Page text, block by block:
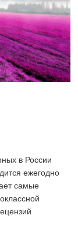
в России
ежегодно
самые